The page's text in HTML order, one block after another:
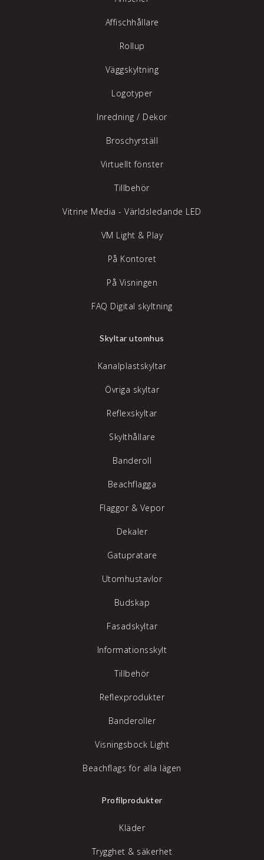
Affischhållare
Rollup
Väggskyltning
Logotyper
Inredning / Dekor
Broschyrställ
Virtuellt fönster
Tillbehör
Vitrine Media - Världsledande LED
VM Light & Play
På Kontoret
På Visningen
FAQ Digital skyltning
Skyltar utomhus
Kanalplastskyltar
Övriga skyltar
Reflexskyltar
Skylthållare
Banderoll
Beachflagga
Flaggor & Vepor
Dekaler
Gatupratare
Utomhustavlor
Budskap
Fasadskyltar
Informationsskylt
Tillbehör
Reflexprodukter
Banderoller
Visningsbock Light
Beachflags för alla lägen
Profilprodukter
Kläder
Trygghet & säkerhet